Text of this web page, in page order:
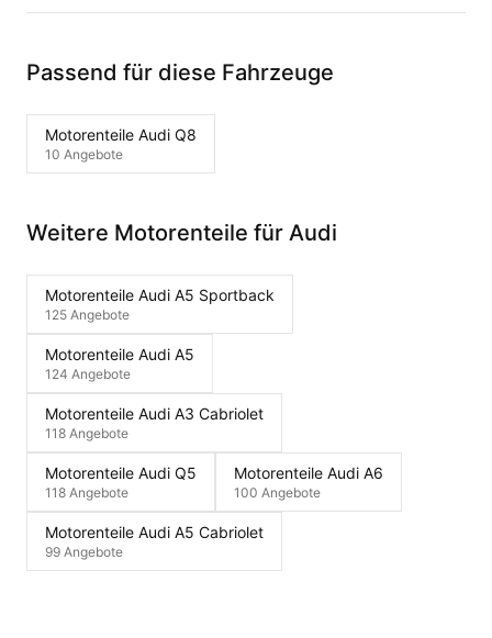
Passend für diese Fahrzeuge
Motorenteile Audi Q8
10 Angebote
Weitere Motorenteile für Audi
Motorenteile Audi A5 Sportback
125 Angebote
Motorenteile Audi A5
124 Angebote
Motorenteile Audi A3 Cabriolet
118 Angebote
Motorenteile Audi Q5
118 Angebote
Motorenteile Audi A6
100 Angebote
Motorenteile Audi A5 Cabriolet
99 Angebote